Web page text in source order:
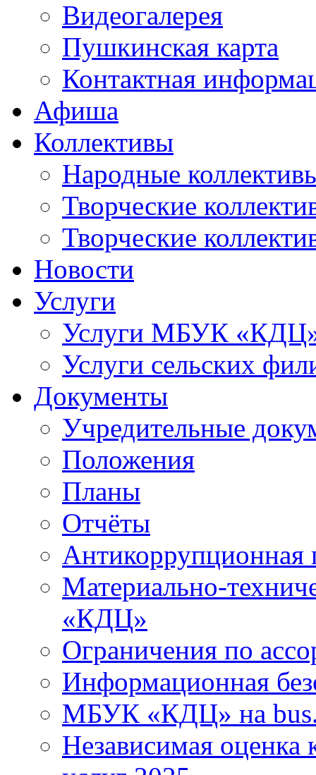
Видеогалерея
Пушкинская карта
Контактная
Афиша
Коллективы
Народные
Творческие
Творческие
Новости
Услуги
Услуги МБУК
Услуги сельских
Документы
Учредительные
Положения
Планы
Отчёты
Антикоррупционная
Материально-
«КДЦ»
Ограничения по
Информационная
МБУК «КДЦ» на
Независимая оценка